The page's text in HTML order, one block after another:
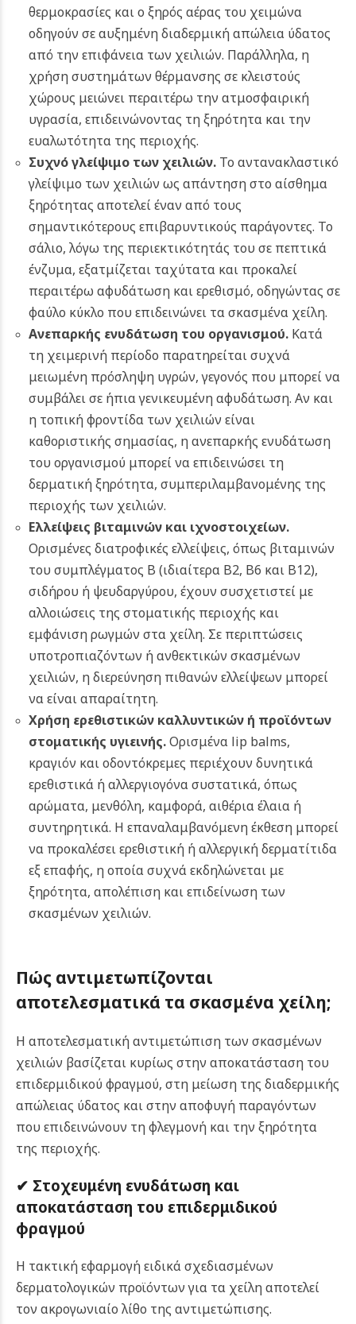
θερμοκρασίες και ο ξηρός αέρας του χειμώνα
οδηγούν σε αυξημένη διαδερμική απώλεια ύδατος
από την επιφάνεια των χειλιών. Παράλληλα, η
χρήση συστημάτων θέρμανσης σε κλειστούς
χώρους μειώνει περαιτέρω την ατμοσφαιρική
υγρασία, επιδεινώνοντας τη ξηρότητα και την
ευαλωτότητα της περιοχής.
Συχνό γλείψιμο των χειλιών. Το αντανακλαστικό
γλείψιμο των χειλιών ως απάντηση στο αίσθημα
ξηρότητας αποτελεί έναν από τους
σημαντικότερους επιβαρυντικούς παράγοντες. Το
σάλιο, λόγω της περιεκτικότητάς του σε πεπτικά
ένζυμα, εξατμίζεται ταχύτατα και προκαλεί
περαιτέρω αφυδάτωση και ερεθισμό, οδηγώντας σε
φαύλο κύκλο που επιδεινώνει τα σκασμένα χείλη.
Ανεπαρκής ενυδάτωση του οργανισμού. Κατά
τη χειμερινή περίοδο παρατηρείται συχνά
μειωμένη πρόσληψη υγρών, γεγονός που μπορεί να
συμβάλει σε ήπια γενικευμένη αφυδάτωση. Αν και
η τοπική φροντίδα των χειλιών είναι
καθοριστικής σημασίας, η ανεπαρκής ενυδάτωση
του οργανισμού μπορεί να επιδεινώσει τη
δερματική ξηρότητα, συμπεριλαμβανομένης της
περιοχής των χειλιών.
Ελλείψεις βιταμινών και ιχνοστοιχείων.
Ορισμένες διατροφικές ελλείψεις, όπως βιταμινών
του συμπλέγματος Β (ιδιαίτερα Β2, Β6 και Β12),
σιδήρου ή ψευδαργύρου, έχουν συσχετιστεί με
αλλοιώσεις της στοματικής περιοχής και
εμφάνιση ρωγμών στα χείλη. Σε περιπτώσεις
υποτροπιαζόντων ή ανθεκτικών σκασμένων
χειλιών, η διερεύνηση πιθανών ελλείψεων μπορεί
να είναι απαραίτητη.
Χρήση ερεθιστικών καλλυντικών ή προϊόντων
στοματικής υγιεινής.Ορισμένα lip balms,
κραγιόν και οδοντόκρεμες περιέχουν δυνητικά
ερεθιστικά ή αλλεργιογόνα συστατικά, όπως
αρώματα, μενθόλη, καμφορά, αιθέρια έλαια ή
συντηρητικά. Η επαναλαμβανόμενη έκθεση μπορεί
να προκαλέσει ερεθιστική ή αλλεργική δερματίτιδα
εξ επαφής, η οποία συχνά εκδηλώνεται με
ξηρότητα, απολέπιση και επιδείνωση των
σκασμένων χειλιών.
Πώς αντιμετωπίζονται
αποτελεσματικά τα σκασμένα χείλη;
Η αποτελεσματική αντιμετώπιση των σκασμένων
χειλιών βασίζεται κυρίως στην αποκατάσταση του
επιδερμιδικού φραγμού, στη μείωση της διαδερμικής
απώλειας ύδατος και στην αποφυγή παραγόντων
που επιδεινώνουν τη φλεγμονή και την ξηρότητα
της περιοχής.
✔ Στοχευμένη ενυδάτωση και
αποκατάσταση του επιδερμιδικού
φραγμού
Η τακτική εφαρμογή ειδικά σχεδιασμένων
δερματολογικών προϊόντων για τα χείλη αποτελεί
τον ακρογωνιαίο λίθο της αντιμετώπισης.